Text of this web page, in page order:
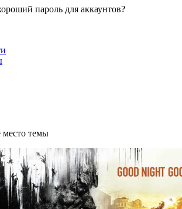
пароль для аккаунтов?
место темы